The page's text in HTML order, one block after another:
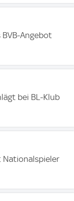
Angebot
bei BL-Klub
Nationalspieler